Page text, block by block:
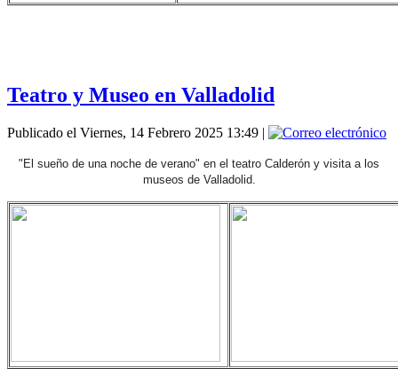
Teatro y Museo en Valladolid
Publicado el Viernes, 14 Febrero 2025 13:49 |
"El sueño de una noche de verano" en el teatro Calderón y visita a los
museos de Valladolid.